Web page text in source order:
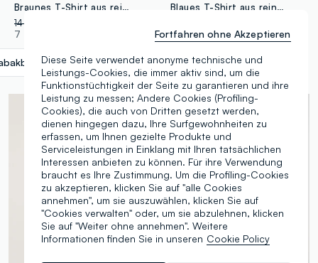
Braunes T-Shirt aus reinem Baumwolle mit Rundhalsausschnitt und entspanntem Schnitt
14,95 €
7 Farben
label.selectsize
Blaues T-Shirt aus reiner Baumwolle mit Print, Regular Fit
1 Farben
Diese Seite verwendet anonyme technische und
Leistungs-Cookies, die immer aktiv sind, um die
Funktionstüchtigkeit der Seite zu garantieren und ihre
Leistung zu messen; Andere Cookies (Profiling-
Cookies), die auch von Dritten gesetzt werden,
dienen hingegen dazu, Ihre Surfgewohnheiten zu
erfassen, um Ihnen gezielte Produkte und
Serviceleistungen in Einklang mit Ihren tatsächlichen
Interessen anbieten zu können. Für ihre Verwendung
braucht es Ihre Zustimmung. Um die Profiling-Cookies
zu akzeptieren, klicken Sie auf "alle Cookies
annehmen", um sie auszuwählen, klicken Sie auf
"Cookies verwalten" oder, um sie abzulehnen, klicken
Sie auf "Weiter ohne annehmen". Weitere
Informationen finden Sie in unseren Cookie Policy
Fortfahren ohne Akzeptieren